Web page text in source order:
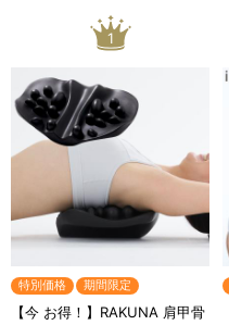
1
特別価格 期間限定
【今 お得！】RAKUNA 肩甲骨